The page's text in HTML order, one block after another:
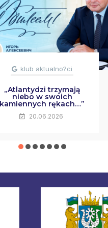
klub aktualno?ci
„Atlantydzi trzymają
niebo w swoich
kamiennych rękach…”
20.06.2026